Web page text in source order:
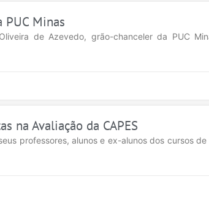
Minas
de Azevedo, grão-chanceler da PUC
na Avaliação da CAPES
professores, alunos e ex-alunos dos cursos